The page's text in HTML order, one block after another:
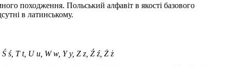
походження. Польський алфавіт в якості базового
в латинському.
ś, T t, U u, W w, Y y, Z z, Ź ź, Ż ż